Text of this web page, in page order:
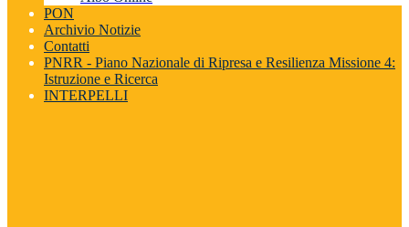
PON
Archivio Notizie
Contatti
PNRR - Piano Nazionale di Ripresa e Resilienza Missione 4:
Istruzione e Ricerca
INTERPELLI